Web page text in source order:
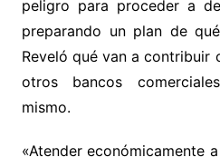
peligro para proceder a
preparando un plan de
Reveló qué van a contribuir
otros bancos
mismo.
«Atender económicamente